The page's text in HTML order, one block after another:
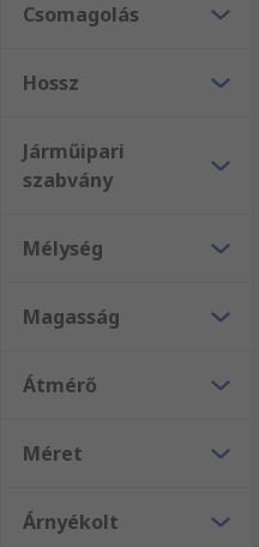
Csomagolás
Hossz
Járműipari
szabvány
Mélység
Magasság
Átmérő
Méret
Árnyékolt